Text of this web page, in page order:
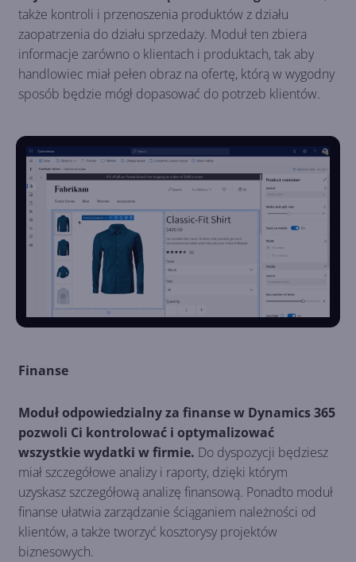
także kontroli i przenoszenia produktów z działu
zaopatrzenia do działu sprzedaży. Moduł ten zbiera
informacje zarówno o klientach i produktach, tak aby
handlowiec miał pełen obraz na ofertę, którą w wygodny
sposób będzie mógł dopasować do potrzeb klientów.
Finanse
Moduł odpowiedzialny za finanse w Dynamics 365
pozwoli Ci kontrolować i optymalizować
wszystkie wydatki w firmie. Do dyspozycji będziesz
miał szczegółowe analizy i raporty, dzięki którym
uzyskasz szczegółową analizę finansową. Ponadto moduł
finanse ułatwia zarządzanie ściąganiem należności od
klientów, a także tworzyć kosztorysy projektów
biznesowych.